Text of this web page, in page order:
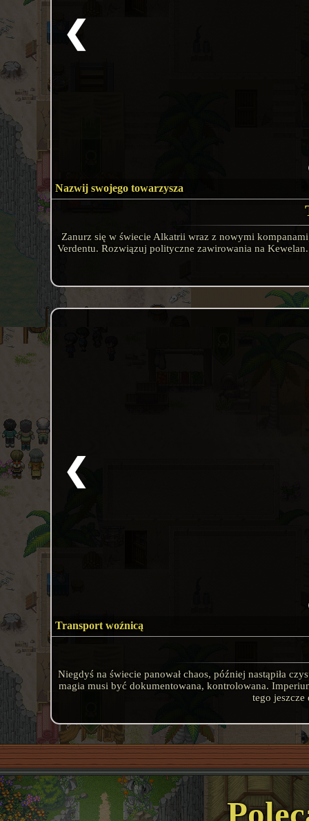
Nazwij swojego towarzysza
❮
Zanurz się w świecie Alkatrii wraz z nowymi
Verdentu. Rozwiązuj polityczne zawirowania na
Transport woźnicą
❮
Niegdyś na świecie panował chaos, później nastąpiła
magia musi być dokumentowana, kontrolowana.
tego